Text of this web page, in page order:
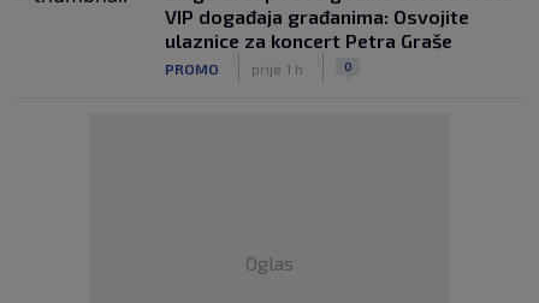
VIP događaja građanima: Osvojite
ulaznice za koncert Petra Graše
PROMO prije 1 h 0
Oglas